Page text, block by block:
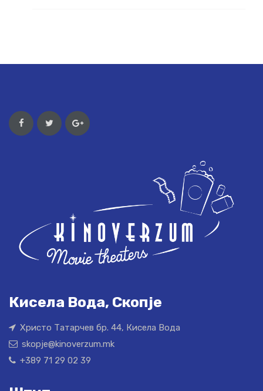
Кисела Вода, Скопје
Христо Татарчев бр. 44, Кисела Вода
skopje@kinoverzum.mk
+389 71 29 02 39